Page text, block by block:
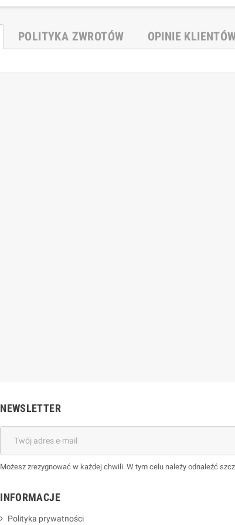
POLITYKA ZWROTÓW OPINIE
NEWSLETTER
Możesz zrezygnować w każdej chwili. W tym celu należy odnaleźć
INFORMACJE
Polityka prywatności